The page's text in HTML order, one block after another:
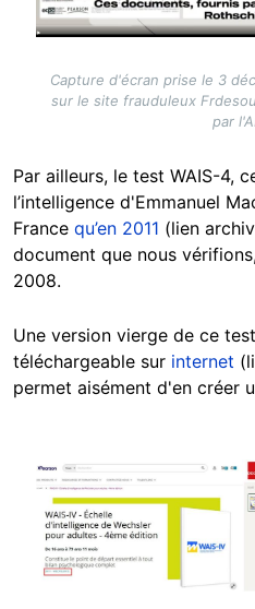
Capture d'écran prise le 3
sur le site frauduleux
par
Par ailleurs, le test WAIS-4,
l’intelligence d'Emmanuel
France qu’en 2011 (lien
document que nous
2008.
Une version vierge de ce
téléchargeable sur internet
permet aisément d'en créer
Image